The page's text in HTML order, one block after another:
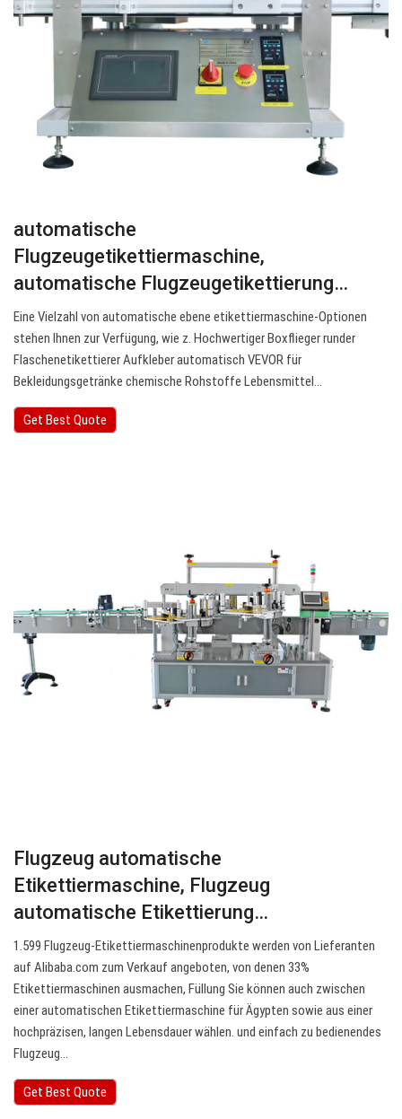
automatische
Flugzeugetikettiermaschine,
automatische Flugzeugetikettierung…
Eine Vielzahl von automatische ebene etikettiermaschine-Optionen
stehen Ihnen zur Verfügung, wie z. Hochwertiger Boxflieger runder
Flaschenetikettierer Aufkleber automatisch VEVOR für
Bekleidungsgetränke chemische Rohstoffe Lebensmittel…
Get Best Quote
Flugzeug automatische
Etikettiermaschine, Flugzeug
automatische Etikettierung…
1.599 Flugzeug-Etikettiermaschinenprodukte werden von Lieferanten
auf Alibaba.com zum Verkauf angeboten, von denen 33%
Etikettiermaschinen ausmachen, Füllung Sie können auch zwischen
einer automatischen Etikettiermaschine für Ägypten sowie aus einer
hochpräzisen, langen Lebensdauer wählen. und einfach zu bedienendes
Flugzeug…
Get Best Quote